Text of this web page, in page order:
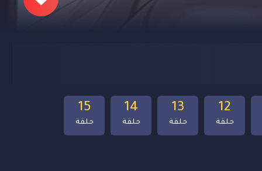
15
حلقة
14
حلقة
13
حلقة
12
حلقة